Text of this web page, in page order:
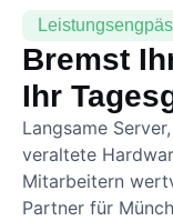
Bremst
Ihr
Langsame
veraltete
Mitarbeitern
Partner für